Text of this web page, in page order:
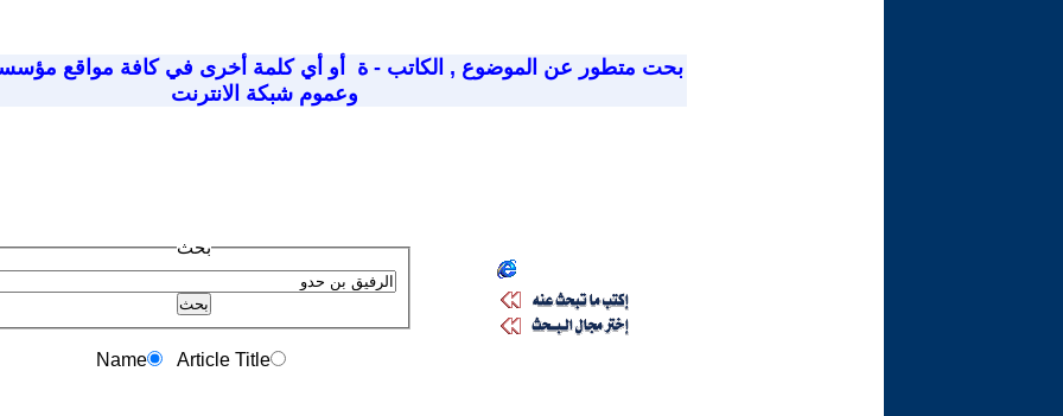
بحت متطور عن الموضوع , الكاتب - ة
أو أي كلمة أخرى في كافة مواقع
وعموم شبكة الانترنت
بحث
Name Article Title